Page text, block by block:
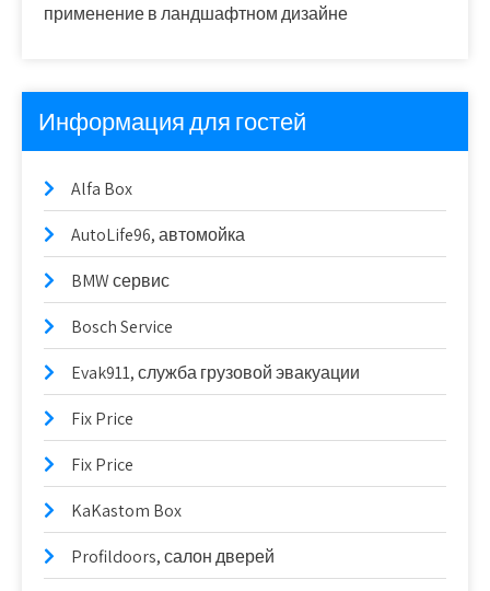
применение в ландшафтном дизайне
Информация для гостей
Alfa Box
AutoLife96, автомойка
BMW сервис
Bosch Service
Evak911, служба грузовой эвакуации
Fix Price
Fix Price
KaKastom Box
Profildoors, салон дверей